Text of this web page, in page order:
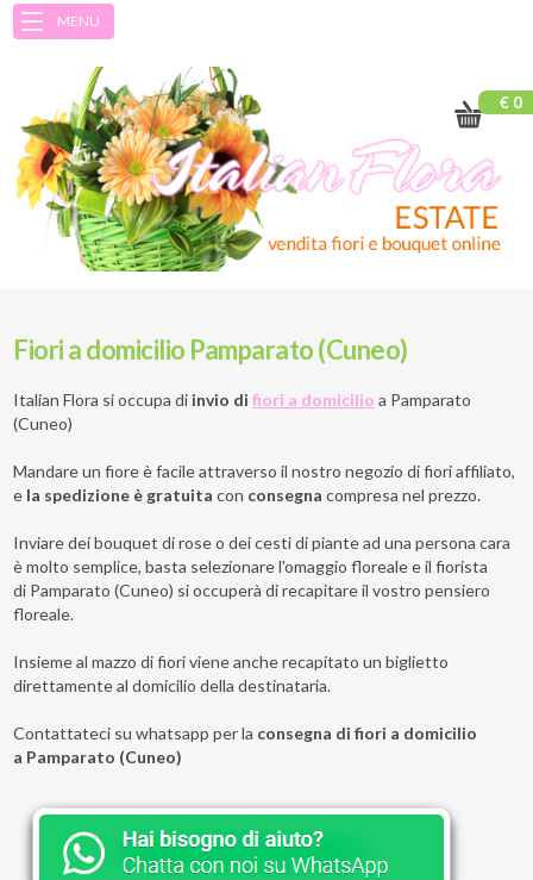
MENU
€ 0
Fiori a domicilio Pamparato (Cuneo)
Italian Flora si occupa di invio difiori a domicilio a Pamparato
(Cuneo)
Mandare un fiore è facile attraverso il nostro negozio di fiori affiliato,
e la spedizione è gratuita con consegna compresa nel prezzo.
Inviare dei bouquet di rose o dei cesti di piante ad una persona cara
è molto semplice, basta selezionare l'omaggio floreale e il fiorista
di Pamparato (Cuneo) si occuperà di recapitare il vostro pensiero
floreale.
Insieme al mazzo di fiori viene anche recapitato un biglietto
direttamente al domicilio della destinataria.
Contattateci su whatsapp per la consegna di fiori a domicilio
a Pamparato (Cuneo)